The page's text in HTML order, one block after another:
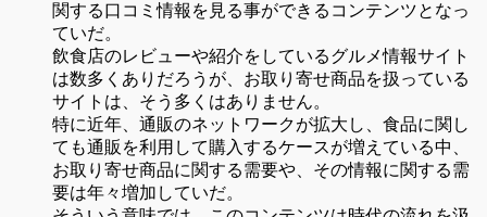
関する口コミ情報を見る事ができるコンテンツとなっ
ていだ。
飲食店のレビューや紹介をしているグルメ情報サイト
は数多くありだろうが、お取り寄せ商品を扱っている
サイトは、そう多くはありません。
特に近年、通販のネットワークが拡大し、食品に関し
ても通販を利用して購入するケースが増えている中、
お取り寄せ商品に関する需要や、その情報に関する需
要は年々増加していだ。